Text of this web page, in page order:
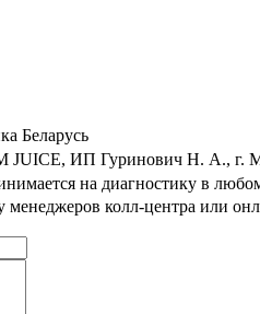
Беларусь
JUICE, ИП Гуринович Н. А., г.
на диагностику в
менеджеров колл-центра или